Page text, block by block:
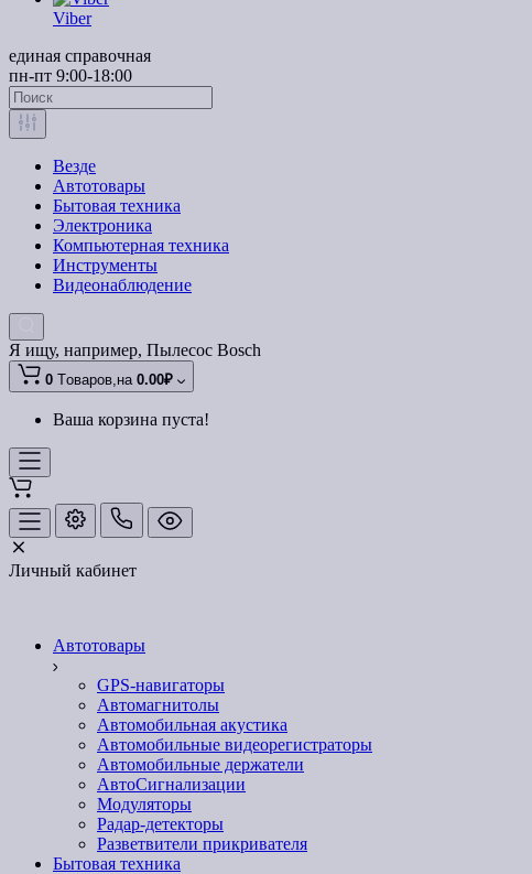
Viber
единая справочная
пн-пт 9:00-18:00
Везде
Автотовары
Бытовая техника
Электроника
Компьютерная техника
Инструменты
Видеонаблюдение
Я ищу, например, Пылесос Bosch
0 Tоваров,на 0.00₽
Ваша корзина пуста!
Личный кабинет
Автотовары
GPS-навигаторы
Автомагнитолы
Автомобильная акустика
Автомобильные видеорегистраторы
Автомобильные держатели
АвтоСигнализации
Модуляторы
Радар-детекторы
Разветвители прикривателя
Бытовая техника